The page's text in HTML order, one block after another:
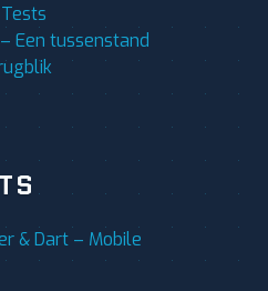
Een tussenstand
& Dart – Mobile